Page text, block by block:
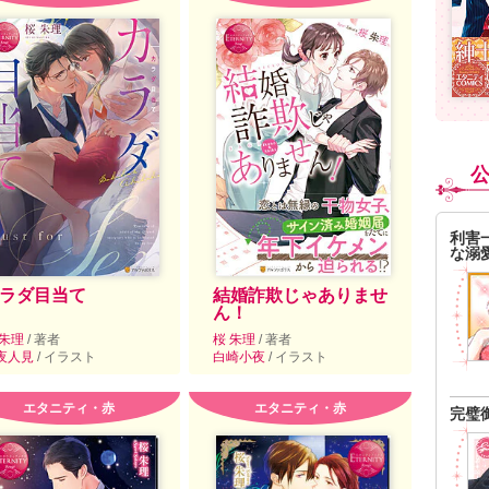
ダ目当て
理 / 著者
人見 / イラスト
結婚詐欺じゃありませ
ん！
桜 朱理 / 著者
白崎小夜 / イラスト
エタニティ・赤 エタニティ・赤
利害
な溺
完璧